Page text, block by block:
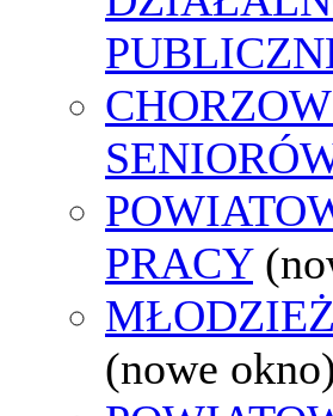
PRACY
(nowe okno)